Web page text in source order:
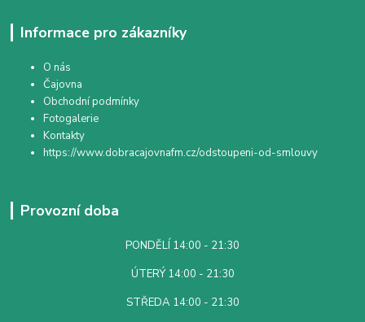
Informace pro zákazníky
O nás
Čajovna
Obchodní podmínky
Fotogalerie
Kontakty
https://www.dobracajovnafm.cz/odstoupeni-od-smlouvy
Provozní doba
PONDĚLÍ 14:00 - 21:30
ÚTERÝ 14:00 - 21:30
STŘEDA 14:00 - 21:30